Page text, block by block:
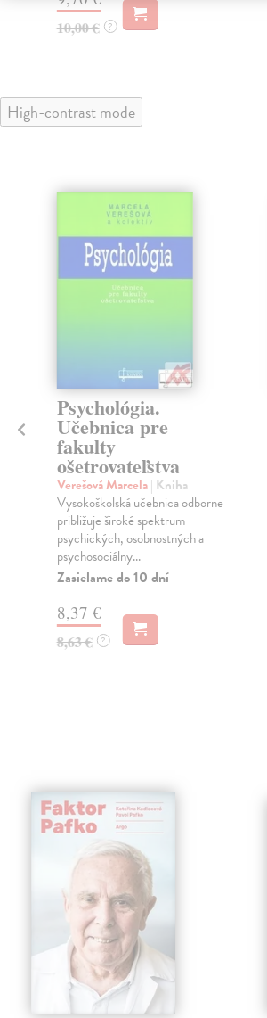
10,00 € ?
High-contrast mode
Psychológia.
Učebnica pre
fakulty
ošetrovateľstva
Verešová Marcela| Kniha
Vysokoškolská učebnica odborne
približuje široké spektrum
psychických, osobnostných a
psychosociálny...
Zasielame do 10 dní
8,37 €
8,63 € ?